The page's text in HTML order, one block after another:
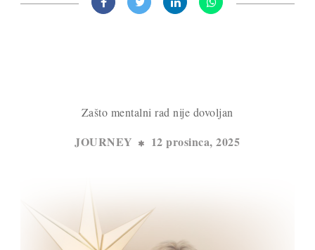
Zašto mentalni rad nije dovoljan
JOURNEY 12 prosinca, 2025